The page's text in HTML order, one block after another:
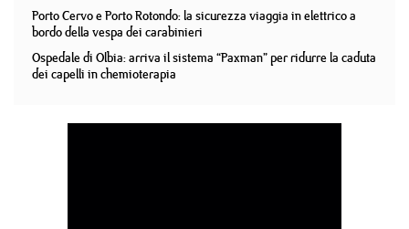
Porto Cervo e Porto Rotondo: la sicurezza viaggia in elettrico a
bordo della vespa dei carabinieri
Ospedale di Olbia: arriva il sistema “Paxman” per ridurre la caduta
dei capelli in chemioterapia